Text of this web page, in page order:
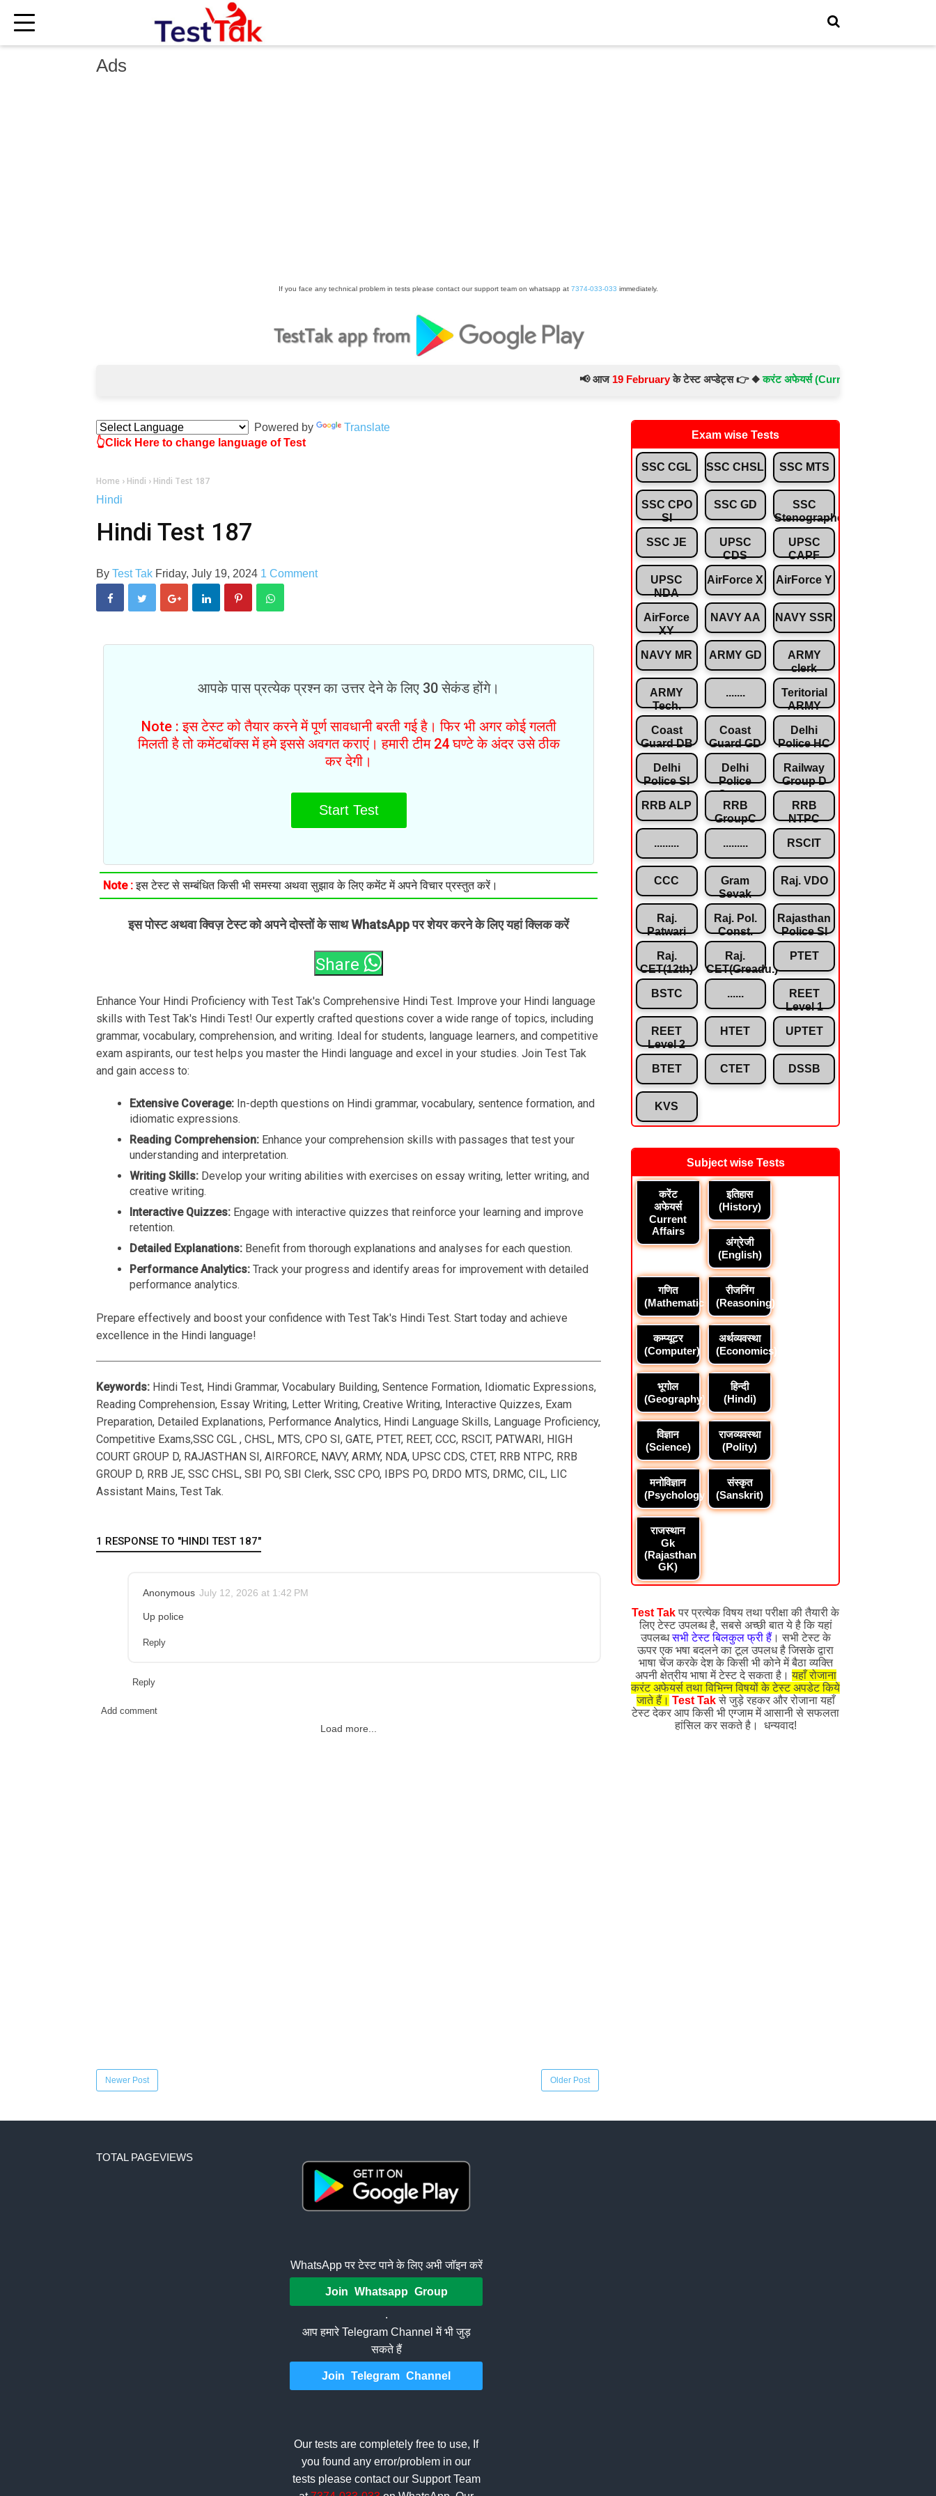
Ads
If you face any technical problem in tests please contact our support team on whatsapp at 7374-033-033 immediately.
19 Februaryके टेस्ट अप्डेट्स 👉 ◆करंट अफेयर्स (Current Affairs) -
Powered by
Translate
👆Click Here to change language of Test
Home › Hindi › Hindi Test 187
Hindi
Hindi Test 187
By Test Tak Friday, July 19, 2024 1 Comment
आपके पास प्रत्येक प्रश्न का उत्तर देने के लिए 30 सेकंड होंगे।
Note : इस टेस्ट को तैयार करने में पूर्ण सावधानी बरती गई है। फिर भी अगर कोई गलती
मिलती है तो कमेंटबॉक्स में हमे इससे अवगत कराएं। हमारी टीम 24 घण्टे के अंदर उसे ठीक
कर देगी।
Start Test
Note :इस टेस्ट से सम्बंधित किसी भी समस्या अथवा सुझाव के लिए कमेंट में अपने विचार प्रस्तुत करें।
इस पोस्ट अथवा क्विज़ टेस्ट को अपने दोस्तों के साथ WhatsApp पर शेयर करने के लिए यहां क्लिक करें
Share
Enhance Your Hindi Proficiency with Test Tak's Comprehensive Hindi Test. Improve your Hindi language
skills with Test Tak's Hindi Test! Our expertly crafted questions cover a wide range of topics, including
grammar, vocabulary, comprehension, and writing. Ideal for students, language learners, and competitive
exam aspirants, our test helps you master the Hindi language and excel in your studies. Join Test Tak
and gain access to:
Extensive Coverage: In-depth questions on Hindi grammar, vocabulary, sentence formation, and
idiomatic expressions.
Reading Comprehension: Enhance your comprehension skills with passages that test your
understanding and interpretation.
Writing Skills: Develop your writing abilities with exercises on essay writing, letter writing, and
creative writing.
Interactive Quizzes: Engage with interactive quizzes that reinforce your learning and improve
retention.
Detailed Explanations: Benefit from thorough explanations and analyses for each question.
Performance Analytics: Track your progress and identify areas for improvement with detailed
performance analytics.
Prepare effectively and boost your confidence with Test Tak's Hindi Test. Start today and achieve
excellence in the Hindi language!
Keywords: Hindi Test, Hindi Grammar, Vocabulary Building, Sentence Formation, Idiomatic Expressions,
Reading Comprehension, Essay Writing, Letter Writing, Creative Writing, Interactive Quizzes, Exam
Preparation, Detailed Explanations, Performance Analytics, Hindi Language Skills, Language Proficiency,
Competitive Exams,SSC CGL , CHSL, MTS, CPO SI, GATE, PTET, REET, CCC, RSCIT, PATWARI, HIGH
COURT GROUP D, RAJASTHAN SI, AIRFORCE, NAVY, ARMY, NDA, UPSC CDS, CTET, RRB NTPC, RRB
GROUP D, RRB JE, SSC CHSL, SBI PO, SBI Clerk, SSC CPO, IBPS PO, DRDO MTS, DRMC, CIL, LIC
Assistant Mains, Test Tak.
1 RESPONSE TO "HINDI TEST 187"
Anonymous July 12, 2026 at 1:42 PM
Up police
Reply
Reply
Add comment
Load more...
Newer Post Older Post
Exam wise Tests
SSC CGL SSC CHSL SSC MTS
SSC CPO
SI
SSC GD
SSC
Stenographer
SSC JE
UPSC
CDS
UPSC
CAPF
UPSC
NDA
AirForce X AirForce Y
AirForce
XY
NAVY AA NAVY SSR
NAVY MR ARMY GD
ARMY
clerk
ARMY
Tech.
.......
Teritorial
ARMY
Coast
Guard DB
Coast
Guard GD
Delhi
Police HC
Delhi
Police SI
Delhi
Police
Const.
Railway
Group D
RRB ALP
RRB
GroupC
RRB
NTPC
......... ......... RSCIT
CCC
Gram
Sevak
Raj. VDO
Raj.
Patwari
Raj. Pol.
Const.
Rajasthan
Police SI
Raj.
CET(12th)
Raj.
CET(Greadu.)
PTET
BSTC ......
REET
Level 1
REET
Level 2
HTET UPTET
BTET CTET DSSB
KVS
Subject wise Tests
करेंट
अफेयर्स
Current
Affairs
इतिहास
(History)
अंग्रेजी
(English)
गणित
(Mathematics)
रीजनिंग
(Reasoning)
कम्प्यूटर
(Computer)
अर्थव्यवस्था
(Economics)
भूगोल
(Geography)
हिन्दी
(Hindi)
विज्ञान
(Science)
राजव्यवस्था
(Polity)
मनोविज्ञान
(Psychology)
संस्कृत
(Sanskrit)
राजस्थान
Gk
(Rajasthan
GK)
Test Takपर प्रत्येक विषय तथा परीक्षा की तैयारी के
लिए टेस्ट उपलब्ध है, सबसे अच्छी बात ये है कि यहां
उपलब्धसभी टेस्ट बिलकुल फ्री हैं। सभी टेस्ट के
ऊपर एक भषा बदलने का टूल उपलध है जिसके द्वारा
भाषा चेंज करके देश के किसी भी कोने में बैठा व्यक्ति
अपनी क्षेत्रीय भाषा में टेस्ट दे सकता है।यहाँ रोजाना
करंट अफेयर्स तथा विभिन्न विषयों के टेस्ट अपडेट किये
जाते हैं। Test Takसे जुड़े रहकर और रोजाना यहाँ
टेस्ट देकर आप किसी भी एग्जाम में आसानी से सफलता
हांसिल कर सकते है। धन्यवाद!
TOTAL PAGEVIEWS
WhatsApp पर टेस्ट पाने के लिए अभी जॉइन करें
Join Whatsapp Group
.
आप हमारे Telegram Channel में भी जुड़
सकते हैं
Join Telegram Channel
Our tests are completely free to use, If
you found any error/problem in our
tests please contact our Support Team